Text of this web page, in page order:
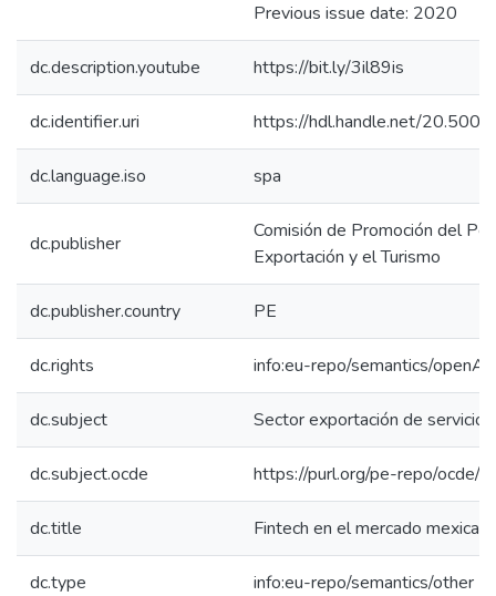
Previous issue date: 2020
dc.description.youtube https://bit.ly/3il89is
dc.identifier.uri https://hdl.handle.net/
dc.language.iso spa
dc.publisher
Comisión de Promoción del
Exportación y el Turismo
dc.publisher.country PE
dc.rights info:eu-repo/semantics/
dc.subject Sector exportación de servicios
dc.subject.ocde https://purl.org/pe-repo/ocde/
dc.title Fintech en el mercado
dc.type info:eu-repo/semantics/other